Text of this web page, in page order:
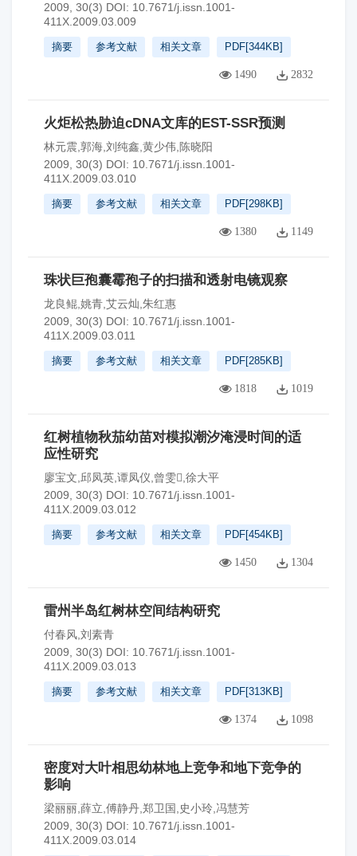
2009, 30(3) DOI: 10.7671/j.issn.1001-
411X.2009.03.009
摘要 参考文献 相关文章 PDF[344KB]
1490 2832
火炬松热胁迫cDNA文库的EST-SSR预测
林元震,郭海,刘纯鑫,黄少伟,陈晓阳
2009, 30(3) DOI: 10.7671/j.issn.1001-
411X.2009.03.010
摘要 参考文献 相关文章 PDF[298KB]
1380 1149
珠状巨孢囊霉孢子的扫描和透射电镜观察
龙良鲲,姚青,艾云灿,朱红惠
2009, 30(3) DOI: 10.7671/j.issn.1001-
411X.2009.03.011
摘要 参考文献 相关文章 PDF[285KB]
1818 1019
红树植物秋茄幼苗对模拟潮汐淹浸时间的适
应性研究
廖宝文,邱凤英,谭凤仪,曾雯,徐大平
2009, 30(3) DOI: 10.7671/j.issn.1001-
411X.2009.03.012
摘要 参考文献 相关文章 PDF[454KB]
1450 1304
雷州半岛红树林空间结构研究
付春风,刘素青
2009, 30(3) DOI: 10.7671/j.issn.1001-
411X.2009.03.013
摘要 参考文献 相关文章 PDF[313KB]
1374 1098
密度对大叶相思幼林地上竞争和地下竞争的
影响
梁丽丽,薛立,傅静丹,郑卫国,史小玲,冯慧芳
2009, 30(3) DOI: 10.7671/j.issn.1001-
411X.2009.03.014